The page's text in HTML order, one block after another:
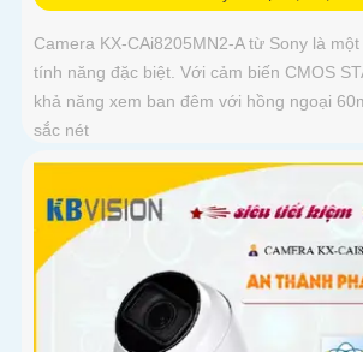
Camera KX-CAi8205MN2-A từ Sony là
tính năng đặc biệt. Với cảm biến CMOS
khả năng xem ban đêm với hồng ngoại
sắc nét